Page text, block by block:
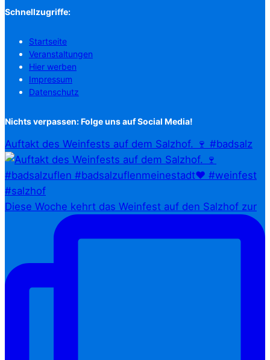
Schnellzugriffe:
Startseite
Veranstaltungen
Hier werben
Impressum
Datenschutz
Nichts verpassen: Folge uns auf Social Media!
Auftakt des Weinfests auf dem Salzhof. 🍷 #badsalz
Diese Woche kehrt das Weinfest auf den Salzhof zur